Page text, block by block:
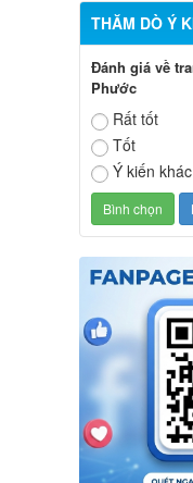
THĂM DÒ Ý
Đánh giá về
Phước
Rất tốt
Tốt
Ý kiến khác